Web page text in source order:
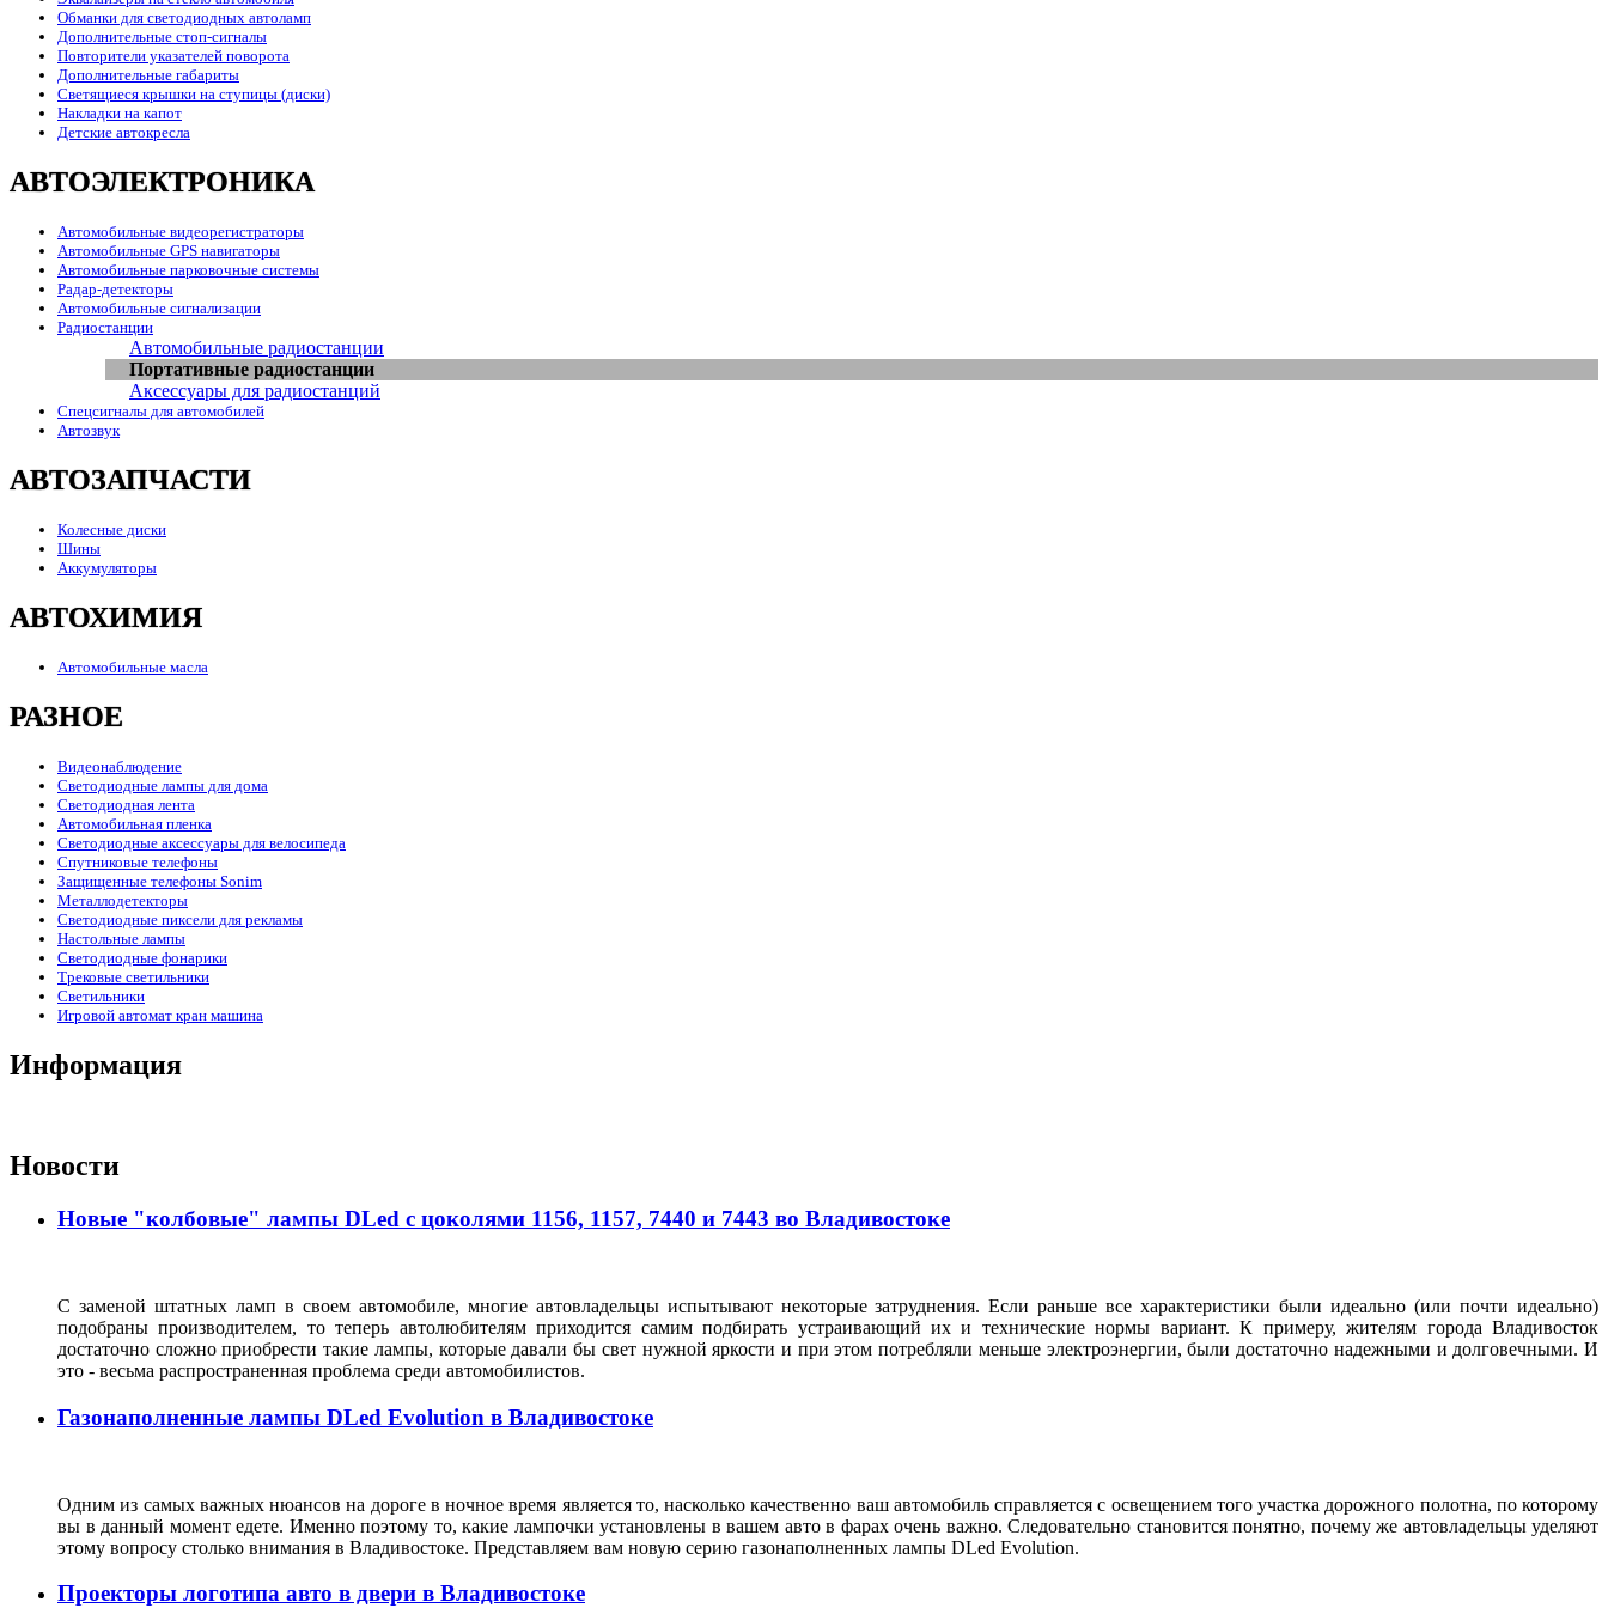
Обманки для светодиодных автоламп
Дополнительные стоп-сигналы
Повторители указателей поворота
Дополнительные габариты
Светящиеся крышки на ступицы (диски)
Накладки на капот
Детские автокресла
АВТОЭЛЕКТРОНИКА
Автомобильные видеорегистраторы
Автомобильные GPS навигаторы
Автомобильные парковочные системы
Радар-детекторы
Автомобильные сигнализации
Радиостанции
Автомобильные радиостанции
Портативные радиостанции
Аксессуары для радиостанций
Спецсигналы для автомобилей
Автозвук
АВТОЗАПЧАСТИ
Колесные диски
Шины
Аккумуляторы
АВТОХИМИЯ
Автомобильные масла
РАЗНОЕ
Видеонаблюдение
Светодиодные лампы для дома
Светодиодная лента
Автомобильная пленка
Светодиодные аксессуары для велосипеда
Спутниковые телефоны
Защищенные телефоны Sonim
Металлодетекторы
Светодиодные пиксели для рекламы
Настольные лампы
Светодиодные фонарики
Трековые светильники
Светильники
Игровой автомат кран машина
Информация
Новости
Новые "колбовые" лампы DLed с цоколями 1156, 1157, 7440 и 7443 во Владивостоке
С заменой штатных ламп в своем автомобиле, многие автовладельцы испытывают некоторые затруднения. Если раньше все характеристики были идеально (или почти идеально)
подобраны производителем, то теперь автолюбителям приходится самим подбирать устраивающий их и технические нормы вариант. К примеру, жителям города Владивосток
достаточно сложно приобрести такие лампы, которые давали бы свет нужной яркости и при этом потребляли меньше электроэнергии, были достаточно надежными и долговечными. И
это - весьма распространенная проблема среди автомобилистов.
Газонаполненные лампы DLed Evolution в Владивостоке
Одним из самых важных нюансов на дороге в ночное время является то, насколько качественно ваш автомобиль справляется с освещением того участка дорожного полотна, по которому
вы в данный момент едете. Именно поэтому то, какие лампочки установлены в вашем авто в фарах очень важно. Следовательно становится понятно, почему же автовладельцы уделяют
этому вопросу столько внимания в Владивостоке. Представляем вам новую серию газонаполненных лампы DLed Evolution.
Проекторы логотипа авто в двери в Владивостоке